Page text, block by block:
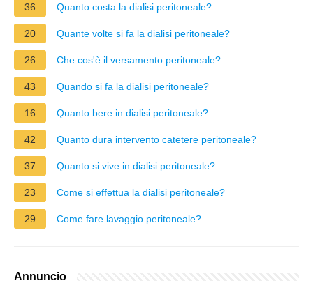
36 Quanto costa la dialisi peritoneale?
20 Quante volte si fa la dialisi peritoneale?
26 Che cos'è il versamento peritoneale?
43 Quando si fa la dialisi peritoneale?
16 Quanto bere in dialisi peritoneale?
42 Quanto dura intervento catetere peritoneale?
37 Quanto si vive in dialisi peritoneale?
23 Come si effettua la dialisi peritoneale?
29 Come fare lavaggio peritoneale?
Annuncio